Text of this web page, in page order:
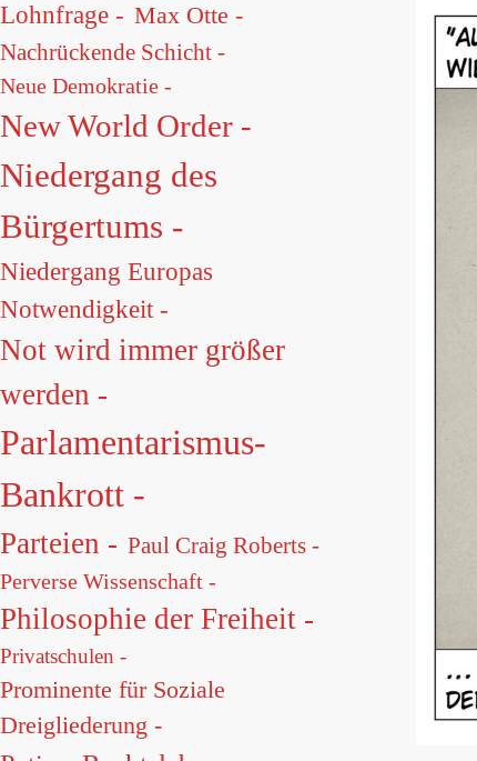
Lohnfrage - Max Otte -
Nachrückende Schicht -
Neue Demokratie -
New World Order -
Niedergang des
Bürgertums -
Niedergang Europas
Notwendigkeit -
Not wird immer größer
werden -
Parlamentarismus-
Bankrott -
Parteien - Paul Craig Roberts -
Perverse Wissenschaft -
Philosophie der Freiheit -
Privatschulen -
Prominente für Soziale
Dreigliederung -